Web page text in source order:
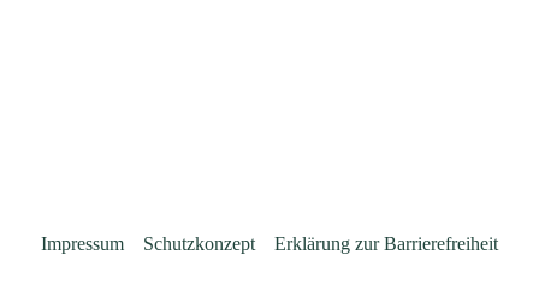
Impressum Schutzkonzept Erklärung zur Barrierefreiheit